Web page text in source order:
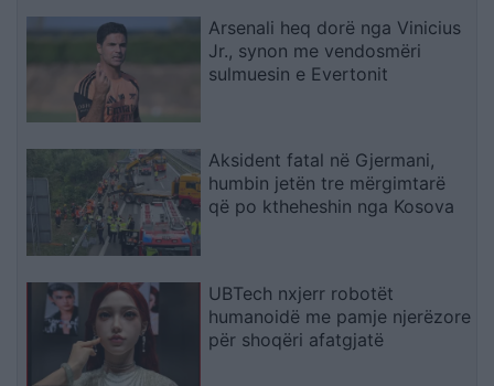
Arsenali heq dorë nga Vinicius
Jr., synon me vendosmëri
sulmuesin e Evertonit
Aksident fatal në Gjermani,
humbin jetën tre mërgimtarë
që po ktheheshin nga Kosova
UBTech nxjerr robotët
humanoidë me pamje njerëzore
për shoqëri afatgjatë